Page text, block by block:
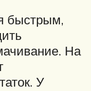
быстрым,
На
У